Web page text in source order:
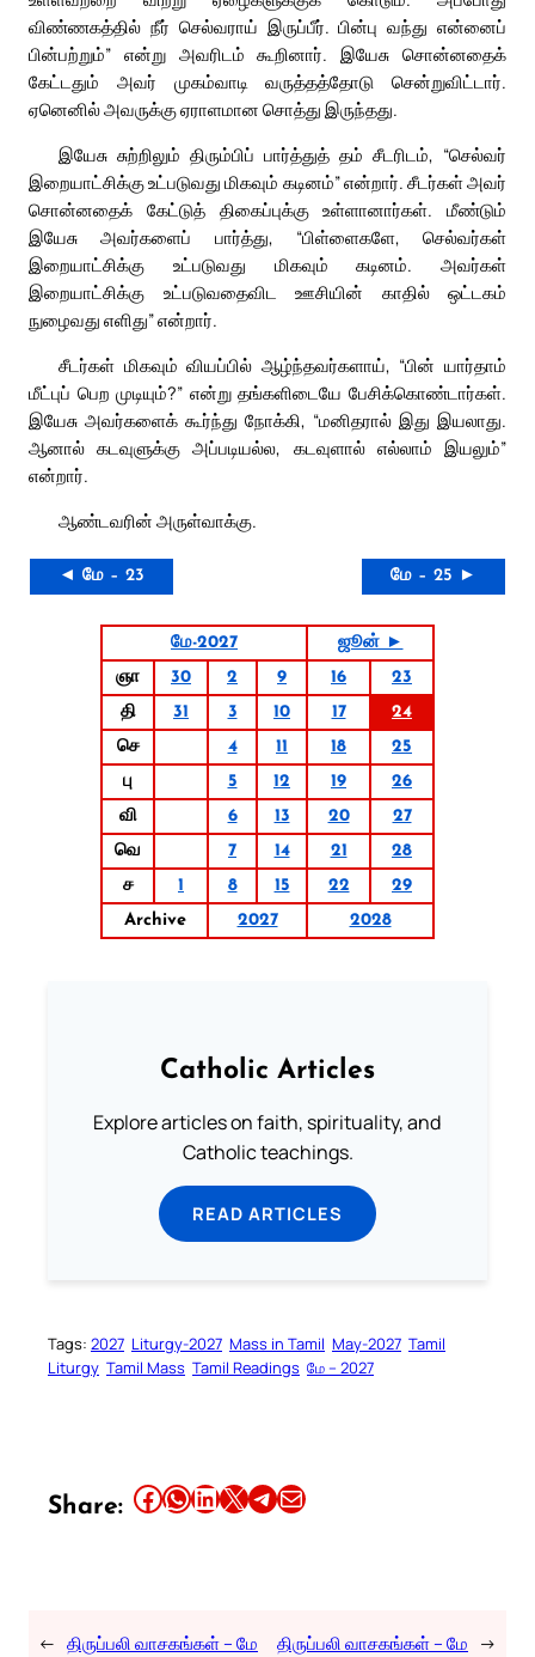
விண்ணகத்தில் நீர் செல்வராய் இருப்பீர். பின்பு வந்து என்னைப்
பின்பற்றும்” என்று அவரிடம் கூறினார். இயேசு சொன்னதைக்
கேட்டதும் அவர் முகம்வாடி வருத்தத்தோடு சென்றுவிட்டார்.
ஏனெனில் அவருக்கு ஏராளமான சொத்து இருந்தது.
இயேசு சுற்றிலும் திரும்பிப் பார்த்துத் தம் சீடரிடம், “செல்வர்
இறையாட்சிக்கு உட்படுவது மிகவும் கடினம்” என்றார். சீடர்கள் அவர்
சொன்னதைக் கேட்டுத் திகைப்புக்கு உள்ளானார்கள். மீண்டும்
இயேசு அவர்களைப் பார்த்து, “பிள்ளைகளே, செல்வர்கள்
இறையாட்சிக்கு உட்படுவது மிகவும் கடினம். அவர்கள்
இறையாட்சிக்கு உட்படுவதைவிட ஊசியின் காதில் ஒட்டகம்
நுழைவது எளிது” என்றார்.
சீடர்கள் மிகவும் வியப்பில் ஆழ்ந்தவர்களாய், “பின் யார்தாம்
மீட்புப் பெற முடியும்?” என்று தங்களிடையே பேசிக்கொண்டார்கள்.
இயேசு அவர்களைக் கூர்ந்து நோக்கி, “மனிதரால் இது இயலாது.
ஆனால் கடவுளுக்கு அப்படியல்ல, கடவுளால் எல்லாம் இயலும்”
என்றார்.
ஆண்டவரின் அருள்வாக்கு.
◄ மே – 23 மே – 25 ►
மே-2027
ஜூன் ►
ஞா
30 2 9 16
23
தி
31 3 10 17
24
செ
4 11 18
25
பு
5 12 19
26
வி
6 13 20
27
வெ
7 14 21
28
ச
1 8 15 22
29
Archive
2027 2028
Catholic Articles
Explore articles on faith, spirituality, and
Catholic teachings.
READ ARTICLES
Tags: 2027 Liturgy-2027 Mass in Tamil May-2027 Tamil
Liturgy Tamil Mass Tamil Readings மே – 2027
Share: Share this article on Facebook Share this article on WhatsApp Share this article on LinkedIn Share this article on X Share this article on TelegramEmail this Article
← திருப்பலி வாசகங்கள் – மே
திருப்பலி வாசகங்கள் – மே →